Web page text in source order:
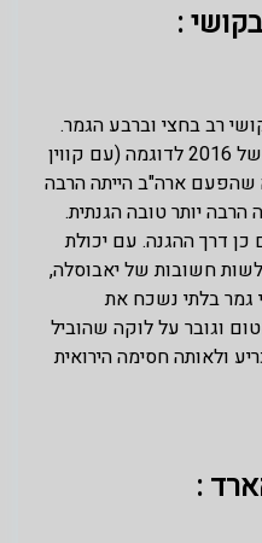
:
בקושי רב בחצי וברבע הגמר.
ההבדל בין הנבחרת הזו לנבחרת של 2016 לדוגמה (עם קווין
שהפעם ארה"ב הייתה הרבה
יותר טובה הגנתית.
דרך ההגנה. עם יכולת
חשובות של יאבוסלה,
גמר בלתי נשכח את
וגובר על לוקה שהוביל
ולאותה חסימה הירואית
: